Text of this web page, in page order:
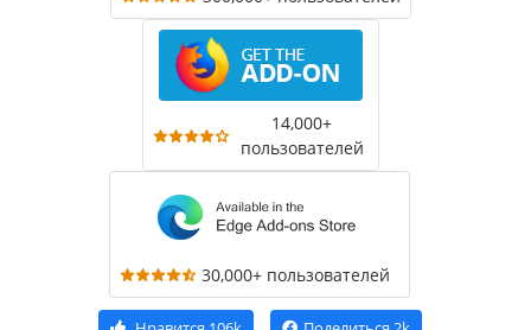
14,000+
пользователей
30,000+ пользователей